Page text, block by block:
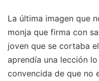
La última imagen que
monja que firma con
joven que se cortaba
aprendía una lección
convencida de que no